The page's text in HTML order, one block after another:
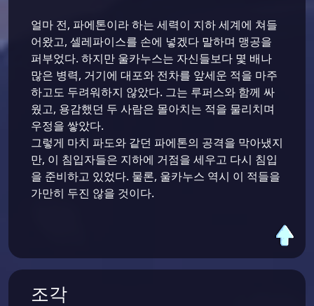
얼마 전, 파에톤이라 하는 세력이 지하 세계에 쳐들
어왔고, 셀레파이스를 손에 넣겠다 말하며 맹공을
퍼부었다. 하지만 울카누스는 자신들보다 몇 배나
많은 병력, 거기에 대포와 전차를 앞세운 적을 마주
하고도 두려워하지 않았다. 그는 루퍼스와 함께 싸
웠고, 용감했던 두 사람은 몰아치는 적을 물리치며
우정을 쌓았다.
그렇게 마치 파도와 같던 파에톤의 공격을 막아냈지
만, 이 침입자들은 지하에 거점을 세우고 다시 침입
을 준비하고 있었다. 물론, 울카누스 역시 이 적들을
가만히 두진 않을 것이다.
조각